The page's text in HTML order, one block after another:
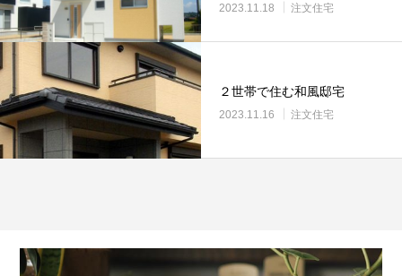
2023.11.18 注文住宅
２世帯で住む和風邸宅
2023.11.16 注文住宅